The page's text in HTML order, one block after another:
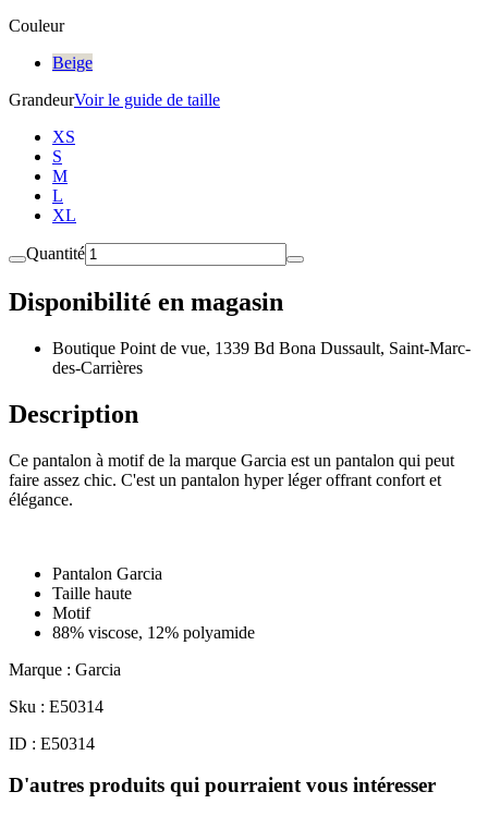
Couleur
Beige
GrandeurVoir le guide de taille
XS
S
M
L
XL
Quantité
Disponibilité en magasin
Boutique Point de vue, 1339 Bd Bona Dussault, Saint-Marc-
des-Carrières
Description
Ce pantalon à motif de la marque Garcia est un pantalon qui peut
faire assez chic. C'est un pantalon hyper léger offrant confort et
élégance.
Pantalon Garcia
Taille haute
Motif
88% viscose, 12% polyamide
Marque : Garcia
Sku : E50314
ID : E50314
D'autres produits qui pourraient vous intéresser